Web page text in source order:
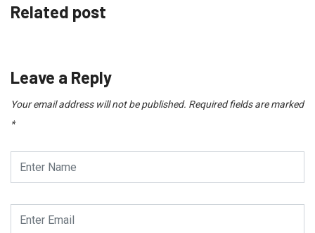
Related post
Leave a Reply
Your email address will not be published. Required fields are marked
*